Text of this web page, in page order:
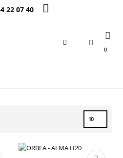
22 07 40
0